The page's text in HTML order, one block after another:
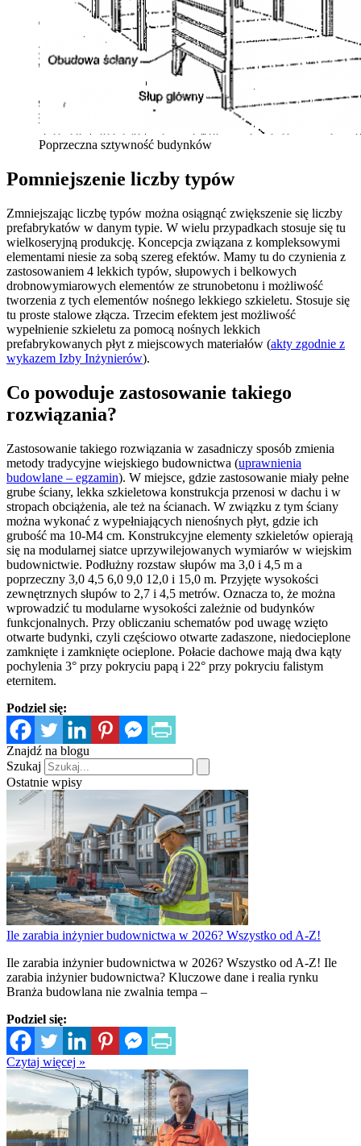
Poprzeczna sztywność budynków
Pomniejszenie liczby typów
Zmniejszając liczbę typów można osiągnąć zwiększenie się liczby
prefabrykatów w danym typie. W wielu przypadkach stosuje się tu
wielkoseryjną produkcję. Koncepcja związana z kompleksowymi
elementami niesie za sobą szereg efektów. Mamy tu do czynienia z
zastosowaniem 4 lekkich typów, słupowych i belkowych
drobnowymiarowych elementów ze strunobetonu i możliwość
tworzenia z tych elementów nośnego lekkiego szkieletu. Stosuje się
tu proste stalowe złącza. Trzecim efektem jest możliwość
wypełnienie szkieletu za pomocą nośnych lekkich
prefabrykowanych płyt z miejscowych materiałów (akty zgodnie z
wykazem Izby Inżynierów).
Co powoduje zastosowanie takiego
rozwiązania?
Zastosowanie takiego rozwiązania w zasadniczy sposób zmienia
metody tradycyjne wiejskiego budownictwa (uprawnienia
budowlane – egzamin). W miejsce, gdzie zastosowanie miały pełne
grube ściany, lekka szkieletowa konstrukcja przenosi w dachu i w
stropach obciążenia, ale też na ścianach. W związku z tym ściany
można wykonać z wypełniających nienośnych płyt, gdzie ich
grubość ma 10-M4 cm. Konstrukcyjne elementy szkieletów opierają
się na modularnej siatce uprzywilejowanych wymiarów w wiejskim
budownictwie. Podłużny rozstaw słupów ma 3,0 i 4,5 m a
poprzeczny 3,0 4,5 6,0 9,0 12,0 i 15,0 m. Przyjęte wysokości
zewnętrznych słupów to 2,7 i 4,5 metrów. Oznacza to, że można
wprowadzić tu modularne wysokości zależnie od budynków
funkcjonalnych. Przy obliczaniu schematów pod uwagę wzięto
otwarte budynki, czyli częściowo otwarte zadaszone, niedocieplone
zamknięte i zamknięte ocieplone. Połacie dachowe mają dwa kąty
pochylenia 3° przy pokryciu papą i 22° przy pokryciu falistym
eternitem.
Podziel się:
Znajdź na blogu
Szukaj
Ostatnie wpisy
Ile zarabia inżynier budownictwa w 2026? Wszystko od A-Z!
Ile zarabia inżynier budownictwa w 2026? Wszystko od A-Z! Ile
zarabia inżynier budownictwa? Kluczowe dane i realia rynku
Branża budowlana nie zwalnia tempa –
Podziel się:
Czytaj więcej »